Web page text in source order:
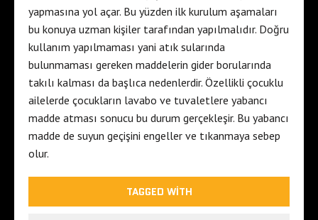
yapmasına yol açar. Bu yüzden ilk kurulum aşamaları
bu konuya uzman kişiler tarafından yapılmalıdır. Doğru
kullanım yapılmaması yani atık sularında
bulunmaması gereken maddelerin gider borularında
takılı kalması da başlıca nedenlerdir. Özellikli çocuklu
ailelerde çocukların lavabo ve tuvaletlere yabancı
madde atması sonucu bu durum gerçekleşir. Bu yabancı
madde de suyun geçişini engeller ve tıkanmaya sebep
olur.
TAGGED WITH